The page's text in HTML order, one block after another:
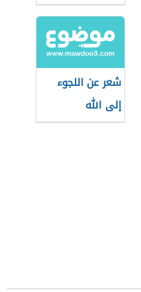
الجاهلي
والاسلامي
شعر عن اللجوء
إلى الله